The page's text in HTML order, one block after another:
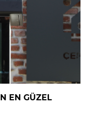
EN GÜZEL